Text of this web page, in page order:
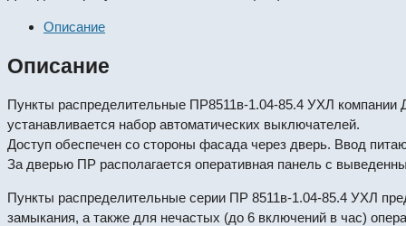
Описание
Описание
Пункты распределительные ПР8511в-1.04-85.4 УХЛ компании
устанавливается набор автоматических выключателей.
Доступ обеспечен со стороны фасада через дверь. Ввод
За дверью ПР располагается оперативная панель с
Пункты распределительные серии ПР 8511в-1.04-85.4 УХЛ
замыкания, а также для нечастых (до 6 включений в час)